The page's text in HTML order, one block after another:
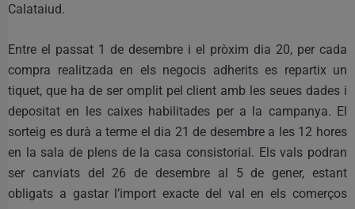
Calataiud.
Entre el passat 1 de desembre i el pròxim dia 20, per cada
compra realitzada en els negocis adherits es repartix un
tiquet, que ha de ser omplit pel client amb les seues dades i
depositat en les caixes habilitades per a la campanya. El
sorteig es durà a terme el dia 21 de desembre a les 12 hores
en la sala de plens de la casa consistorial. Els vals podran
ser canviats del 26 de desembre al 5 de gener, estant
obligats a gastar l’import exacte del val en els comerços